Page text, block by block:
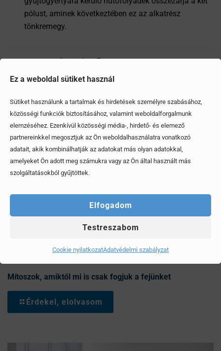
Ez a weboldal sütiket használ
Sütiket használunk a tartalmak és hirdetések személyre szabásához,
közösségi funkciók biztosításához, valamint weboldalforgalmunk
elemzéséhez. Ezenkívül közösségi média-, hirdető- és elemező
partnereinkkel megosztjuk az Ön weboldalhasználatra vonatkozó
adatait, akik kombinálhatják az adatokat más olyan adatokkal,
amelyeket Ön adott meg számukra vagy az Ön által használt más
szolgáltatásokból gyűjtöttek.
Elfogadom
Testreszabom
Cookie nyilatkozatAdatvédelmi szabályzat
pólust, aminek következtében ez az alkatrész
tönkremegy.
Megosztom
Ezek is érdekelhetik
Mítoszok, amiktől mi is csak fogjuk a fejünket
Érdekel, elolvasom